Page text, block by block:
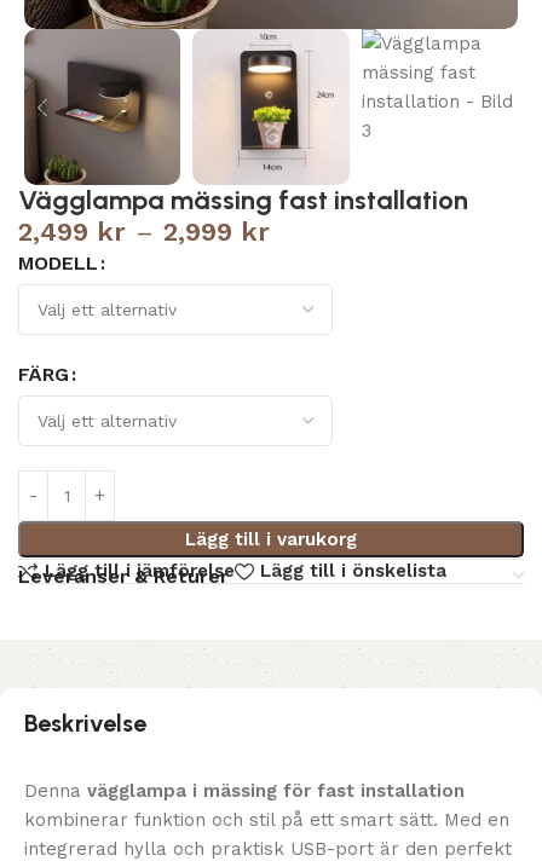
Vägglampa mässing fast installation
2,499 kr – 2,999 kr
MODELL
FÄRG
Lägg till i varukorg
Lägg till i jämförelse
Lägg till i önskelista
Leveranser & Returer
Beskrivelse
Denna vägglampa i mässing för fast installation
kombinerar funktion och stil på ett smart sätt. Med en
integrerad hylla och praktisk USB-port är den perfekt